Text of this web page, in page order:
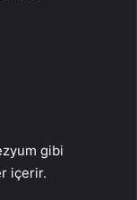
gibi
içerir.